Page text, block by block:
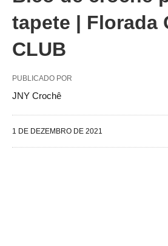
tapete | Florada
CLUB
PUBLICADO POR
JNY Crochê
1 DE DEZEMBRO DE 2021